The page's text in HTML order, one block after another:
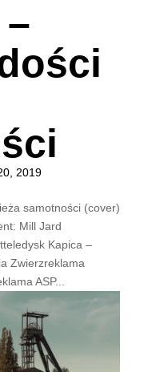
2019
samotności (cover)
Mill Jard
Kapica –
Zwierzreklama
ASP...